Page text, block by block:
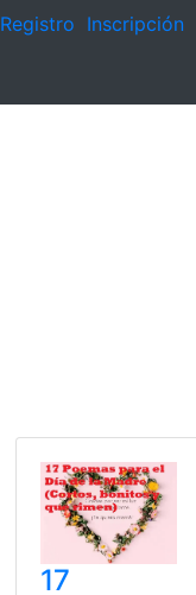
Registro Inscripción
17